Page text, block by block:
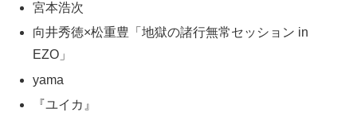
宮本浩次
向井秀徳×松重豊「地獄の諸行無常セッション in
EZO」
yama
『ユイカ』